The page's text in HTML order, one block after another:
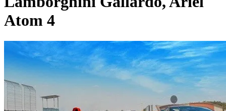
Atom 4